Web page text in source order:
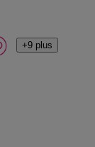
+9 plus